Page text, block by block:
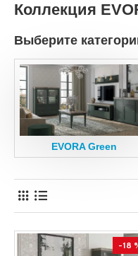
Коллекция
Выберите
EVORA Green
-18